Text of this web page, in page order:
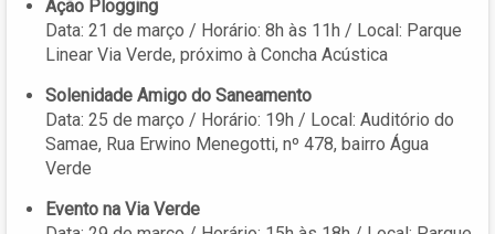
Ação Plogging
Data: 21 de março / Horário: 8h às 11h / Local: Parque
Linear Via Verde, próximo à Concha Acústica
Solenidade Amigo do Saneamento
Data: 25 de março / Horário: 19h / Local: Auditório do
Samae, Rua Erwino Menegotti, nº 478, bairro Água
Verde
Evento na Via Verde